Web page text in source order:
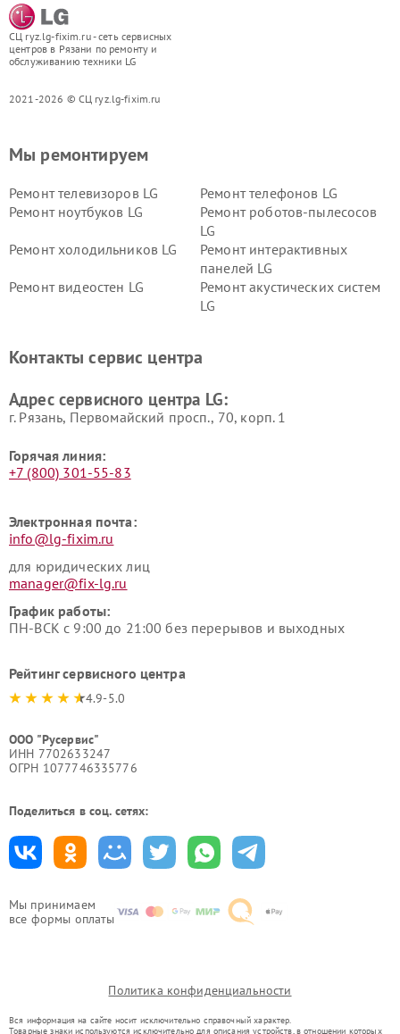
СЦ ryz.lg-fixim.ru - сеть сервисных
центров в Рязани по ремонту и
обслуживанию техники LG
2021-2026 © СЦ ryz.lg-fixim.ru
Мы принимаем
все формы оплаты
Мы ремонтируем
Ремонт телевизоров LG
Ремонт телефонов LG
Ремонт ноутбуков LG
Ремонт роботов-пылесосов
LG
Ремонт холодильников LG
Ремонт интерактивных
панелей LG
Ремонт видеостен LG
Ремонт акустических систем
LG
Ремонт морозильных камер
Ремонт вертикальных
Контакты сервис центра
Адрес сервисного центра LG:
г. Рязань, Первомайский просп., 70, корп. 1
Горячая линия:
+7 (800) 301-55-83
Электронная почта:
info@lg-fixim.ru
для юридических лиц
manager@fix-lg.ru
График работы:
ПН-ВСК с 9:00 до 21:00 без перерывов и выходных
Рейтинг сервисного центра
4.9-5.0
ООО "Русервис"
ИНН 7702633247
ОГРН 1077746335776
Поделиться в соц. сетях:
Политика конфиденциальности
Вся информация на сайте носит исключительно справочный характер.
Товарные знаки используются исключительно для описания устройств, в отношении которых